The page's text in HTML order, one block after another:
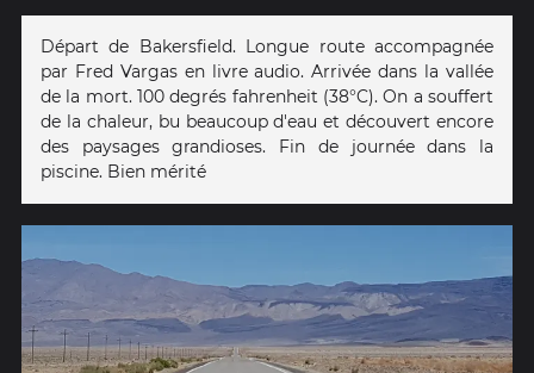
Départ de Bakersfield. Longue route accompagnée
par Fred Vargas en livre audio. Arrivée dans la vallée
de la mort. 100 degrés fahrenheit (38°C). On a souffert
de la chaleur, bu beaucoup d'eau et découvert encore
des paysages grandioses. Fin de journée dans la
piscine. Bien mérité